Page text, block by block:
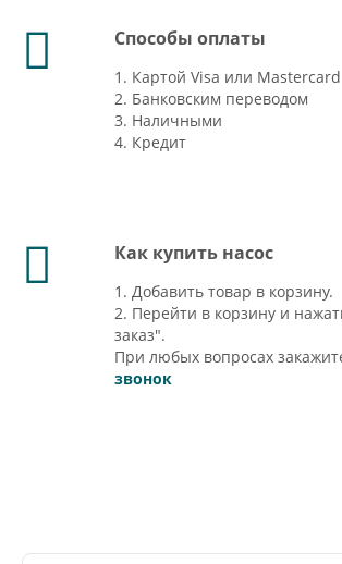
Способы оплаты
1. Картой Visa или Mastercard
2. Банковским переводом
3. Наличными
4. Кредит
Как купить насос
1. Добавить товар в корзину.
2. Перейти в корзину и
заказ".
При любых вопросах
звонок